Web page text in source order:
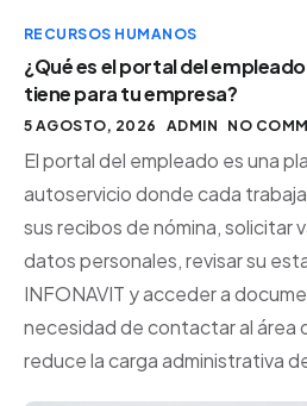
RECURSOS HUMANOS
¿Qué es el portal del
tiene para tu empresa?
5 AGOSTO, 2026 ADMIN NO
El portal del empleado es una
autoservicio donde cada
sus recibos de nómina, solicitar
datos personales, revisar su
INFONAVIT y acceder a
necesidad de contactar al área
reduce la carga administrativa